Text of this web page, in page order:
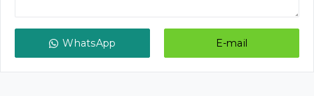
WhatsApp E-mail